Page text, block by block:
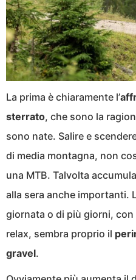
La prima è chiaramente l’
sterrato, che sono la
sono nate. Salire e
di media montagna, non
una MTB. Talvolta
alla sera anche importanti.
giornata o di più giorni,
relax, sembra proprio il
gravel.